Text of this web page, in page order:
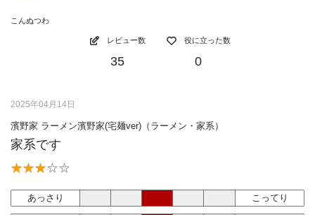
こんぬつわ
レビュー数
35
役に立った数
0
2025年04月14日
濱野家 ラーメン濱野家(宅麺ver)（ラーメン・家系）
家系です
あっさり こってり